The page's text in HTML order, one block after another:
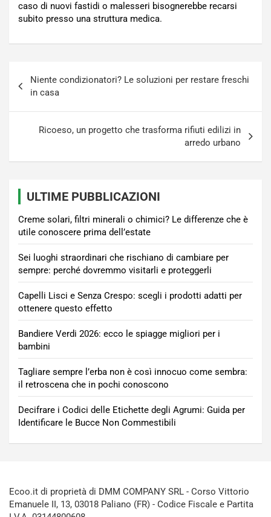
caso di nuovi fastidi o malesseri bisognerebbe recarsi
subito presso una struttura medica.
articoli
Niente condizionatori? Le soluzioni per restare freschi
in casa
Ricoeso, un progetto che trasforma rifiuti edilizi in
arredo urbano
ULTIME PUBBLICAZIONI
Creme solari, filtri minerali o chimici? Le differenze che è
utile conoscere prima dell’estate
Sei luoghi straordinari che rischiano di cambiare per
sempre: perché dovremmo visitarli e proteggerli
Capelli Lisci e Senza Crespo: scegli i prodotti adatti per
ottenere questo effetto
Bandiere Verdi 2026: ecco le spiagge migliori per i
bambini
Tagliare sempre l’erba non è così innocuo come sembra:
il retroscena che in pochi conoscono
Decifrare i Codici delle Etichette degli Agrumi: Guida per
Identificare le Bucce Non Commestibili
Ecoo.it di proprietà di DMM COMPANY SRL - Corso Vittorio
Emanuele II, 13, 03018 Paliano (FR) - Codice Fiscale e Partita